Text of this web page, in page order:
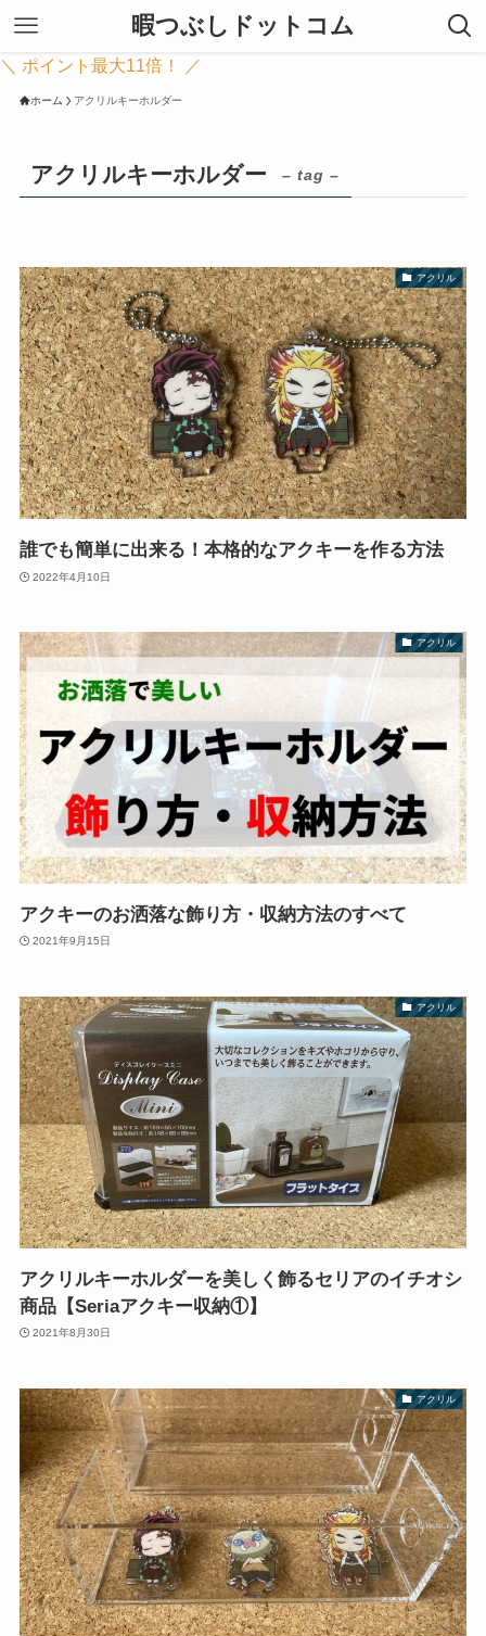
暇つぶしドットコム
＼ ポイント最大11倍！ ／
ホーム アクリルキーホルダー
アクリルキーホルダー – tag –
アクリル
誰でも簡単に出来る！本格的なアクキーを作る方法
2022年4月10日
アクリル
アクキーのお洒落な飾り方・収納方法のすべて
2021年9月15日
アクリル
アクリルキーホルダーを美しく飾るセリアのイチオシ
商品【Seriaアクキー収納①】
2021年8月30日
アクリル